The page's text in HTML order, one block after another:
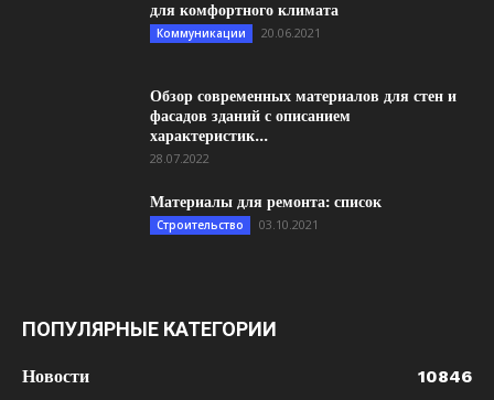
для комфортного климата
Коммуникации 20.06.2021
Обзор современных материалов для стен и
фасадов зданий с описанием
характеристик...
28.07.2022
Материалы для ремонта: список
Строительство 03.10.2021
ПОПУЛЯРНЫЕ КАТЕГОРИИ
Новости
10846